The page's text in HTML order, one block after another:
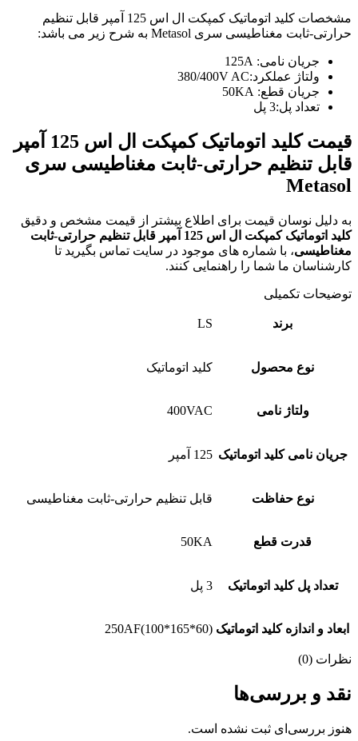
مشخصات کلید اتوماتیک کمپکت ال اس 125 آمپر قابل تنظیم
حرارتی-ثابت مغناطیسی سری Metasol به شرح زیر می باشد:
جریان نامی: 125A
ولتاژ عملکرد:380/400V AC
جریان قطع: 50KA
تعداد پل:3 پل
قیمت کلید اتوماتیک کمپکت ال اس 125 آمپر
قابل تنظیم حرارتی-ثابت مغناطیسی سری
Metasol
به دلیل نوسان قیمت برای اطلاع بیشتر از قیمت مشخص و دقیق
کلید اتوماتیک کمپکت ال اس 125 آمپر قابل تنظیم حرارتی-ثابت
مغناطیسی، با شماره های موجود در سایت تماس بگیرید تا
کارشناسان ما شما را راهنمایی کنند.
توضیحات تکمیلی
برند LS
نوع محصول کلید اتوماتیک
ولتاژ نامی 400VAC
جریان نامی کلید اتوماتیک 125 آمپر
نوع حفاظت قابل تنظیم حرارتی-ثابت مغناطیسی
قدرت قطع 50KA
تعداد پل کلید اتوماتیک 3 پل
ابعاد و اندازه کلید اتوماتیک 250AF(100*165*60)
نظرات (0)
نقد و بررسی‌ها
هنوز بررسی‌ای ثبت نشده است.